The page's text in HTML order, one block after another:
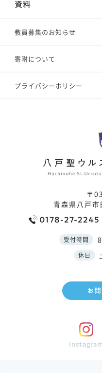
資料
教員募集のお知らせ
寄附について
プライバシーポリシー
〒
青森県八戸
0178-27-2245
受付時間
休日
お
Instagram